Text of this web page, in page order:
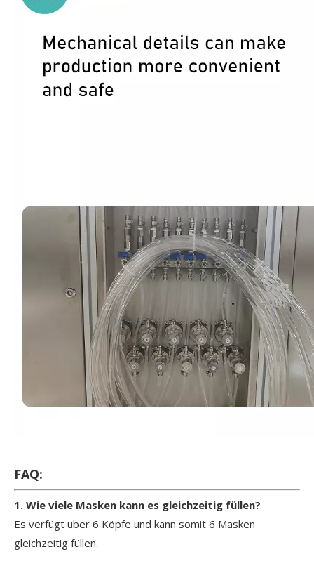
FAQ:
1. Wie viele Masken kann es gleichzeitig füllen?
Es verfügt über 6 Köpfe und kann somit 6 Masken
gleichzeitig füllen.